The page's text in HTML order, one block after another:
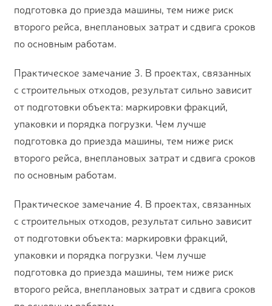
подготовка до приезда машины, тем ниже риск
второго рейса, внеплановых затрат и сдвига сроков
по основным работам.
Практическое замечание 3. В проектах, связанных
с строительных отходов, результат сильно зависит
от подготовки объекта: маркировки фракций,
упаковки и порядка погрузки. Чем лучше
подготовка до приезда машины, тем ниже риск
второго рейса, внеплановых затрат и сдвига сроков
по основным работам.
Практическое замечание 4. В проектах, связанных
с строительных отходов, результат сильно зависит
от подготовки объекта: маркировки фракций,
упаковки и порядка погрузки. Чем лучше
подготовка до приезда машины, тем ниже риск
второго рейса, внеплановых затрат и сдвига сроков